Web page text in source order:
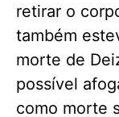
retirar o
também
morte de
possível
como morte